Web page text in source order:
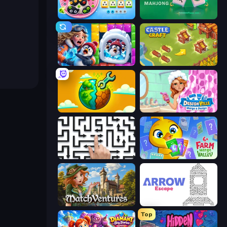
Unscrew Drop: Satisfying Puzzle Piles of Mahjong
Captain Blast Castle Craft
Land Explorers: Merge & Build Designville: Merge & Design
Arrow Escape: Puzzle Farm Merge Valley
MatchVentures Arrow Escape
Top